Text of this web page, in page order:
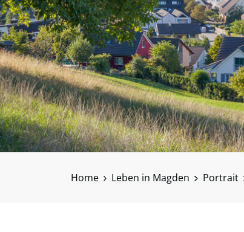
Home Leben in Magden Portrait